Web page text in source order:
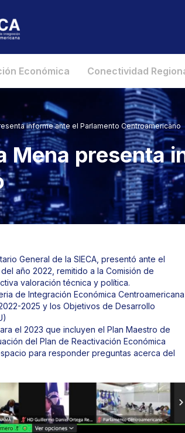
Económica Conectividad
informe ante el Parlamento Centroamericano
Mena presenta
General de la SIECA, presentó ante el
año 2022, remitido a la Comisión de
valoración técnica y política.
de Integración Económica
2025 y los Objetivos de Desarrollo
el 2023 que incluyen el Plan Maestro de
del Plan de Reactivación Económica
para responder preguntas acerca del